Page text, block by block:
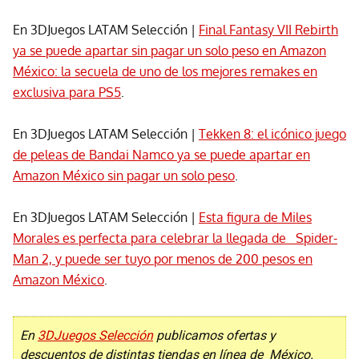
En 3DJuegos LATAM Selección | Final Fantasy VII Rebirth
ya se puede apartar sin pagar un solo peso en Amazon
México: la secuela de uno de los mejores remakes en
exclusiva para PS5.
En 3DJuegos LATAM Selección | Tekken 8: el icónico juego
de peleas de Bandai Namco ya se puede apartar en
Amazon México sin pagar un solo peso.
En 3DJuegos LATAM Selección | Esta figura de Miles
Morales es perfecta para celebrar la llegada de Spider-
Man 2, y puede ser tuyo por menos de 200 pesos en
Amazon México.
En 3DJuegos Selecciónpublicamos ofertas y
descuentos de distintas tiendas en línea de México.